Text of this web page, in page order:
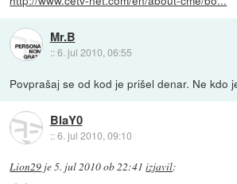
Mr.B
::6. jul 2010, 06:55
Povprašaj se od kod je prišel denar. Ne kdo
BlaY0
::6. jul 2010, 09:10
Lion29 je5. jul 2010 ob 22:41 izjavil: